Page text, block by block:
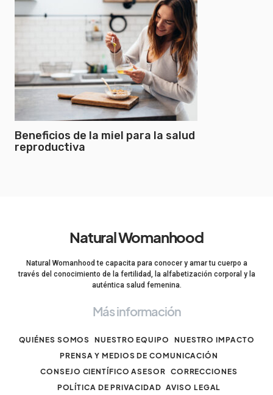
Beneficios de la miel para la salud
reproductiva
Natural Womanhood
Natural Womanhood te capacita para conocer y amar tu cuerpo a
través del conocimiento de la fertilidad, la alfabetización corporal y la
auténtica salud femenina.
Más información
QUIÉNES SOMOS NUESTRO EQUIPO
NUESTRO IMPACTO
PRENSA Y MEDIOS DE COMUNICACIÓN
CONSEJO CIENTÍFICO ASESOR CORRECCIONES
POLÍTICA DE PRIVACIDAD AVISO LEGAL